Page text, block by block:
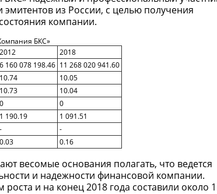
из России, с целью получения
компании.
БКС»
2012
2018
6 160 078 198.46 11 268 020 941.60
10.74
10.05
10.73
10.04
0
0
1 190.19
1 091.51
-
-
0.03 0.16
весомые основания полагать, что ведется
и надежности финансовой компании.
и на конец 2018 года составили около